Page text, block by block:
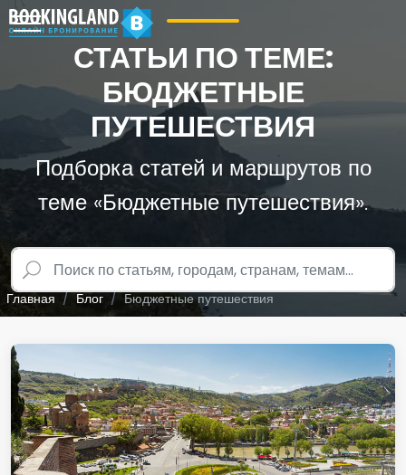
СТАТЬИ ПО ТЕМЕ:
БЮДЖЕТНЫЕ
ПУТЕШЕСТВИЯ
Подборка статей и маршрутов по
теме «Бюджетные путешествия».
Главная Блог Бюджетные путешествия